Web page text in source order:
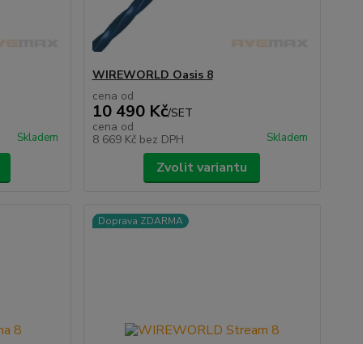
Skladem
WIREWORLD Oasis 8
cena od
10 490 Kč/SET
cena od
8 669 Kč bez DPH Skladem
Zvolit variantu
Doprava ZDARMA